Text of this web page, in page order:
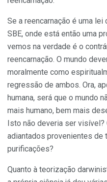
Se a reencarnação é uma
SBE, onde está então uma
vemos na verdade é o
reencarnação. O mundo
moralmente como
regressão de ambos. Ora,
humana, será que o mundo
mais humano, bem mais
Isto não deveria ser
adiantados provenientes de
purificações?
Quanto à teorização